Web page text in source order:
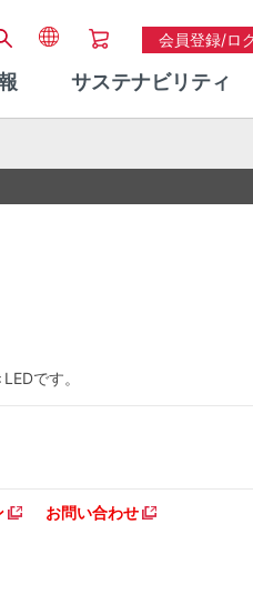
会員登録/ロ
サステナビリティ
です。
お問い合わせ